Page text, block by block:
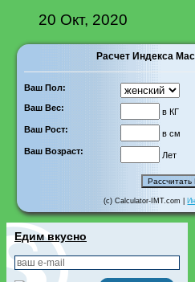
20 Окт, 2020
Расчет Индекса
Ваш Пол:
Ваш Вес:
в КГ
Ваш Рост:
в см
Ваш Возраст:
Лет
(c) Calculator-IMT.com |
Едим вкусно